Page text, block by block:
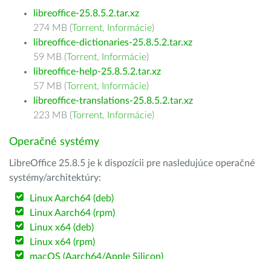
libreoffice-25.8.5.2.tar.xz
274 MB (Torrent, Informácie)
libreoffice-dictionaries-25.8.5.2.tar.xz
59 MB (Torrent, Informácie)
libreoffice-help-25.8.5.2.tar.xz
57 MB (Torrent, Informácie)
libreoffice-translations-25.8.5.2.tar.xz
223 MB (Torrent, Informácie)
Operačné systémy
LibreOffice 25.8.5 je k dispozícii pre nasledujúce operačné
systémy/architektúry:
Linux Aarch64 (deb)
Linux Aarch64 (rpm)
Linux x64 (deb)
Linux x64 (rpm)
macOS (Aarch64/Apple Silicon)